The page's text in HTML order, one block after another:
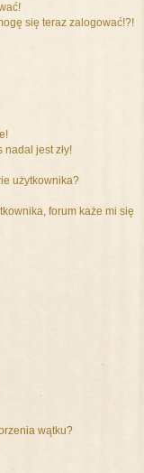
się teraz zalogować!?!
nadal jest zły!
użytkownika?
forum każe mi się
wątku?